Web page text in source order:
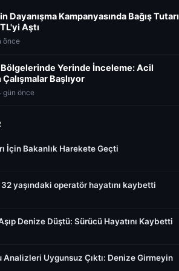
Dayanışma Kampanyasında Bağış Tutarı
Aştı
önce
Bölgelerinde Yerinde İnceleme: Acil
Başlıyor
gün önce
İçin Bakanlık Harekete Geçti
yaşındaki operatör hayatını kaybetti
Denize Düştü: Sürücü Hayatını Kaybetti
Uygunsuz Çıktı: Denize Girmeyin